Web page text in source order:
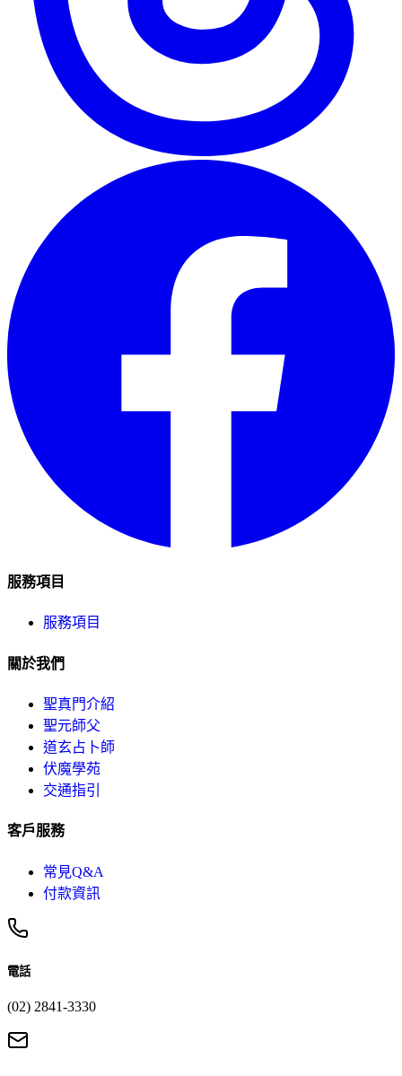
服務項目
服務項目
關於我們
聖真門介紹
聖元師父
道玄占卜師
伏魔學苑
交通指引
客戶服務
常見Q&A
付款資訊
電話
(02) 2841-3330